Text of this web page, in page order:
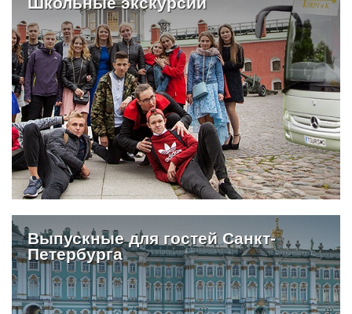
Выпускные для гостей Санкт-
Петербурга